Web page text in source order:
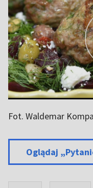
Fot. Waldemar
Oglądaj